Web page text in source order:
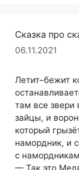
Сказка про
06.11.2021
Летит–бежит
там все звери
зайцы, и
который
намордник, и
с
— Так это